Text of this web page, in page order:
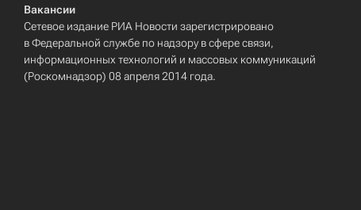
Вакансии
Сетевое издание РИА Новости зарегистрировано
в Федеральной службе по надзору в сфере связи,
информационных технологий и массовых коммуникаций
(Роскомнадзор) 08 апреля 2014 года.